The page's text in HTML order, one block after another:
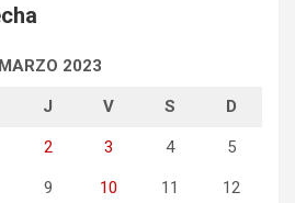
MARZO 2023
J V S D
2 3 4 5
9 10 11 12